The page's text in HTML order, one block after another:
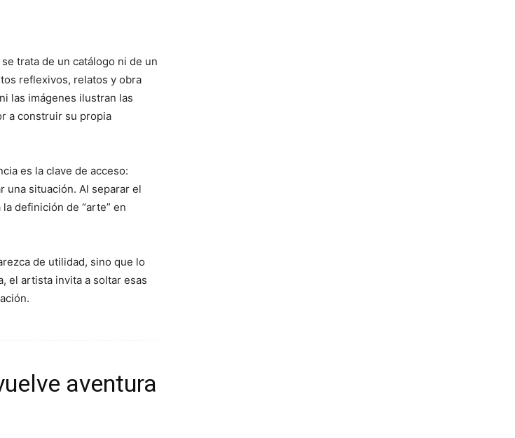
trata de un catálogo ni de un
reflexivos, relatos y obra
las imágenes ilustran las
a construir su propia
es la clave de acceso:
una situación. Al separar el
definición de “arte” en
de utilidad, sino que lo
el artista invita a soltar esas
aventura